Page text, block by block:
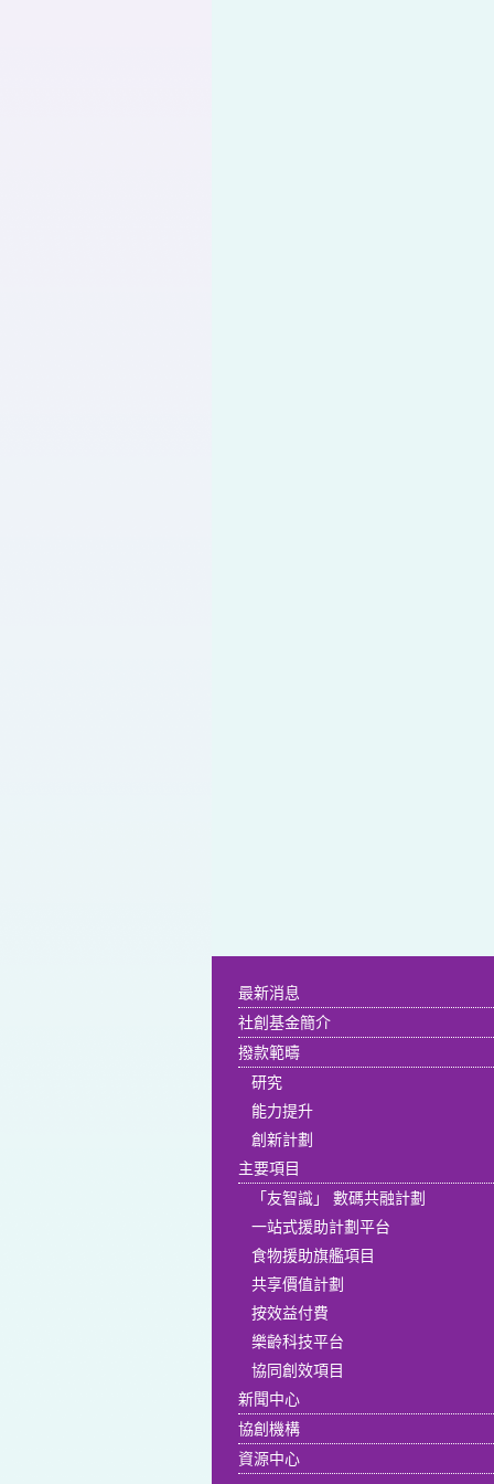
最新消息
社創基金簡介
撥款範疇
研究
能力提升
創新計劃
主要項目
「友智識」 數碼共融計劃
一站式援助計劃平台
食物援助旗艦項目
共享價值計劃
按效益付費
樂齡科技平台
協同創效項目
新聞中心
協創機構
資源中心